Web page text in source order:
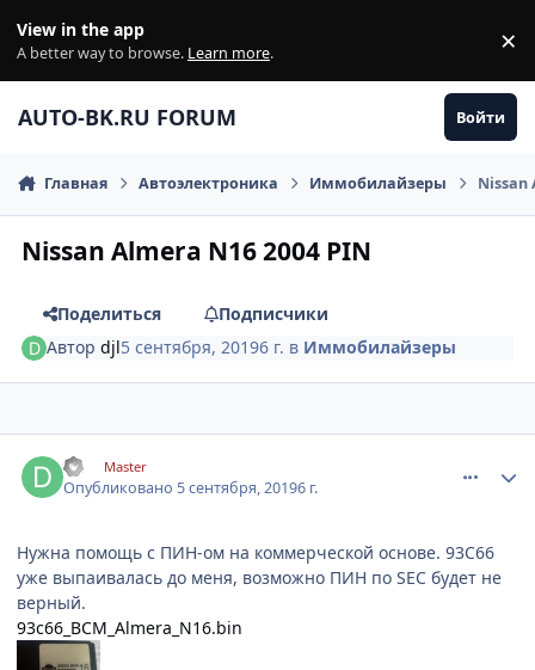
View in the app
A better way to browse. Learn more. ×
AUTO-BK.RU FORUM Войти
Главная Автоэлектроника Иммобилайзеры Nissan
Nissan Almera N16 2004 PIN
Поделиться
Подписчики
Авторdjl5 сентября, 20196 г. в Иммобилайзеры
djl Master
Опубликовано 5 сентября, 20196 г.
Нужна помощь с ПИН-ом на коммерческой основе. 93С66
уже выпаивалась до меня, возможно ПИН по SEC будет не
верный.
93c66_BCM_Almera_N16.bin